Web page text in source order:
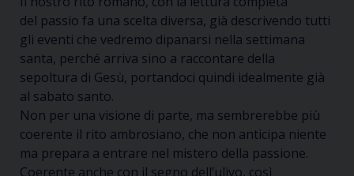
del passio fa una scelta diversa, già descrivendo tutti
gli eventi che vedremo dipanarsi nella settimana
santa, perché arriva sino a raccontare della
sepoltura di Gesù, portandoci quindi idealmente già
al sabato santo.
Non per una visione di parte, ma sembrerebbe più
coerente il rito ambrosiano, che non anticipa niente
ma prepara a entrare nel mistero della passione.
Coerente anche con il segno dell’ulivo, così